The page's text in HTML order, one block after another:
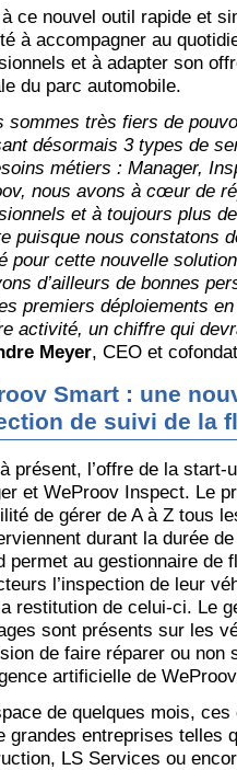
ce nouvel outil rapide et
à accompagner au
et à adapter son
du parc automobile.
sommes très fiers de
désormais 3 types de
métiers : Manager,
nous avons à cœur de
et à toujours plus
puisque nous constatons
pour cette nouvelle
d’ailleurs de bonnes
premiers déploiements
activité, un chiffre qui
Meyer, CEO et
Smart : une
de suivi de la
présent, l’offre de la
et WeProov Inspect. Le
de gérer de A à Z tous
durant la durée
permet au gestionnaire de
l’inspection de leur
restitution de celui-ci. Le
sont présents sur les
de faire réparer ou non
artificielle de
de quelques mois,
grandes entreprises telles
LS Services ou